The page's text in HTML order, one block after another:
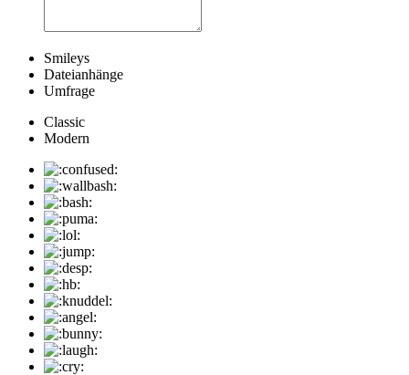
Smileys
Dateianhänge
Umfrage
Classic
Modern